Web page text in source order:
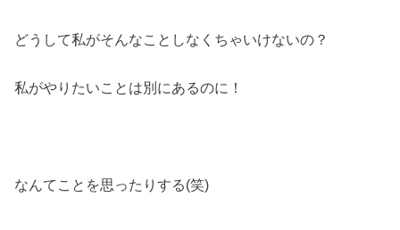
どうして私がそんなことしなくちゃいけないの？
私がやりたいことは別にあるのに！
なんてことを思ったりする(笑)